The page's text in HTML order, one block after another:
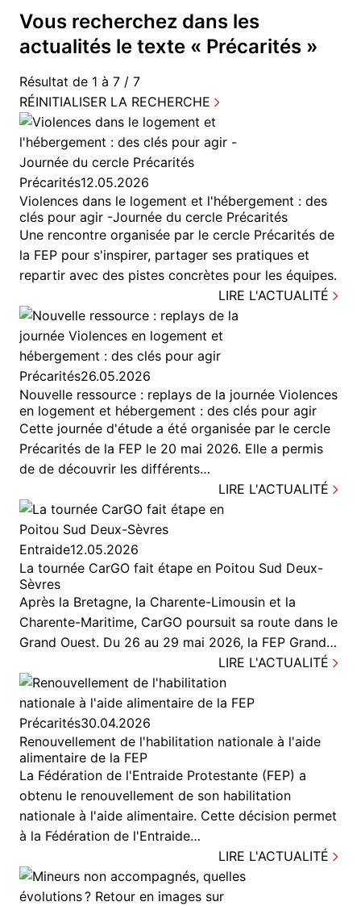
Vous recherchez dans les
actualités le texte « Précarités »
Résultat de 1 à 7 / 7
RÉINITIALISER LA RECHERCHE
Précarités12.05.2026
Violences dans le logement et l'hébergement : des
clés pour agir -Journée du cercle Précarités
Une rencontre organisée par le cercle Précarités de
la FEP pour s'inspirer, partager ses pratiques et
repartir avec des pistes concrètes pour les équipes.
LIRE L'ACTUALITÉ
Précarités26.05.2026
Nouvelle ressource : replays de la journée Violences
en logement et hébergement : des clés pour agir
Cette journée d'étude a été organisée par le cercle
Précarités de la FEP le 20 mai 2026. Elle a permis
de de découvrir les différents…
LIRE L'ACTUALITÉ
Entraide12.05.2026
La tournée CarGO fait étape en Poitou Sud Deux-
Sèvres
Après la Bretagne, la Charente-Limousin et la
Charente-Maritime, CarGO poursuit sa route dans le
Grand Ouest. Du 26 au 29 mai 2026, la FEP Grand…
LIRE L'ACTUALITÉ
Précarités30.04.2026
Renouvellement de l'habilitation nationale à l'aide
alimentaire de la FEP
La Fédération de l'Entraide Protestante (FEP) a
obtenu le renouvellement de son habilitation
nationale à l'aide alimentaire. Cette décision permet
à la Fédération de l'Entraide…
LIRE L'ACTUALITÉ